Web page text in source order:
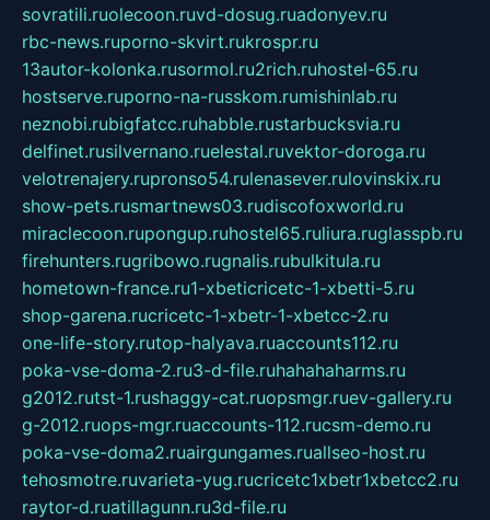
sovratili.ruolecoon.ruvd-dosug.ruadonyev.ru
rbc-news.ruporno-skvirt.rukrospr.ru
13autor-kolonka.rusormol.ru2rich.ruhostel-65.ru
hostserve.ruporno-na-russkom.rumishinlab.ru
neznobi.rubigfatcc.ruhabble.rustarbucksvia.ru
delfinet.rusilvernano.ruelestal.ruvektor-doroga.ru
velotrenajery.rupronso54.rulenasever.rulovinskix.ru
show-pets.rusmartnews03.rudiscofoxworld.ru
miraclecoon.rupongup.ruhostel65.ruliura.ruglasspb.ru
firehunters.rugribowo.rugnalis.rubulkitula.ru
hometown-france.ru1-xbeticricetc-1-xbetti-5.ru
shop-garena.rucricetc-1-xbetr-1-xbetcc-2.ru
one-life-story.rutop-halyava.ruaccounts112.ru
poka-vse-doma-2.ru3-d-file.ruhahahaharms.ru
g2012.rutst-1.rushaggy-cat.ruopsmgr.ruev-gallery.ru
g-2012.ruops-mgr.ruaccounts-112.rucsm-demo.ru
poka-vse-doma2.ruairgungames.ruallseo-host.ru
tehosmotre.ruvarieta-yug.rucricetc1xbetr1xbetcc2.ru
raytor-d.ruatillagunn.ru3d-file.ru